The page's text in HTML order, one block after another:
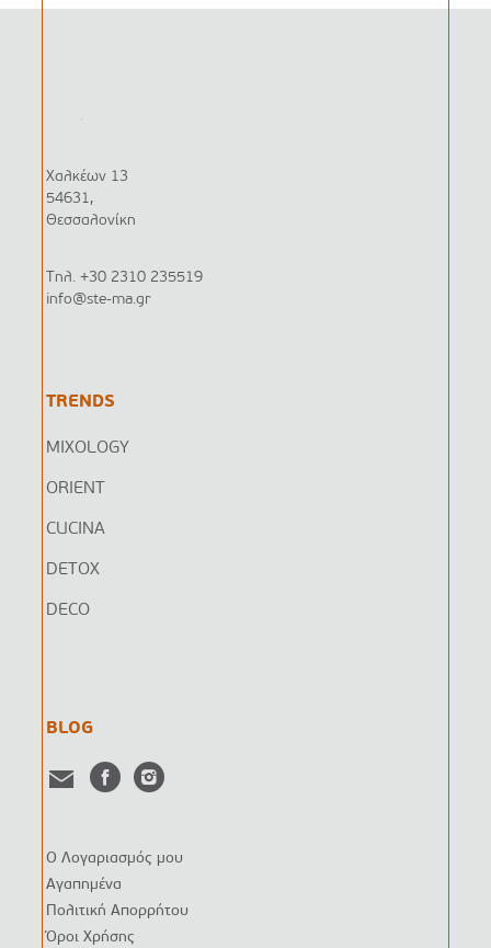
TRENDS
MIXOLOGY
ORIENT
CUCINA
DETOX
DECO
Χαλκέων 13
54631,
Θεσσαλονίκη
Τηλ. +30 2310 235519
info@ste-ma.gr
BLOG
Ο Λογαριασμός μου
Αγαπημένα
Πολιτική Απορρήτου
Όροι Χρήσης